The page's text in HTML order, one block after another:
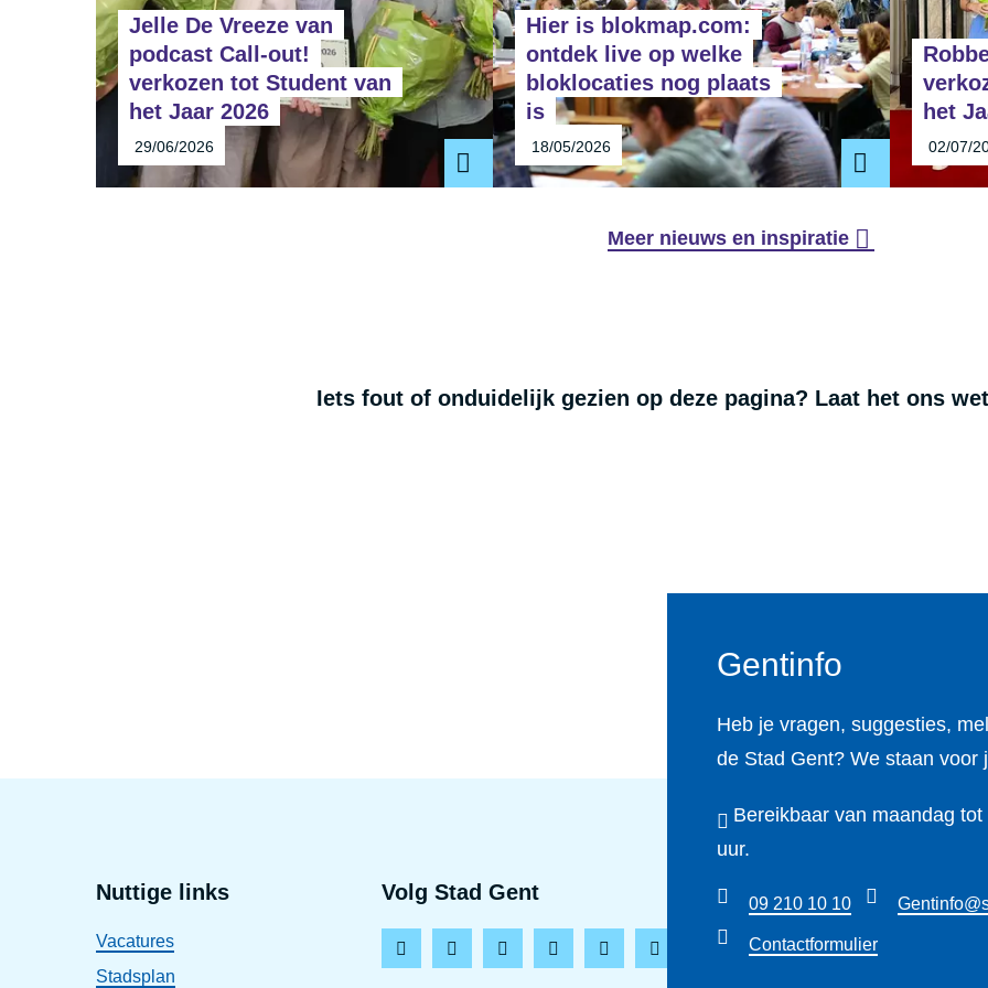
Jelle De Vreeze van
podcast Call-out!
verkozen tot Student van
het Jaar 2026
29/06/2026
Hier is blokmap.com:
ontdek live op welke
bloklocaties nog plaats
is
18/05/2026
het
02/07/
Meer nieuws en inspiratie
Iets fout of onduidelijk gezien op deze pagina? Laat het ons
Gentinfo
Heb je vragen, suggesties,
de Stad Gent? We staan voor
Bereikbaar van maandag
uur.
09 210 10 10
Contactformulier
Nuttige links
Vacatures
Stadsplan
Volg Stad Gent